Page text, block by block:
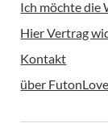
Ich möchte die
Hier Vertrag
Kontakt
über FutonLove